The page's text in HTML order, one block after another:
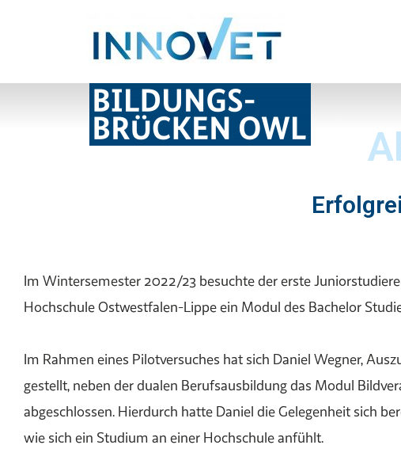
Im Wintersemester 2022/23 besuchte der erste
Hochschule Ostwestfalen-Lippe ein Modul des Bachelor
Im Rahmen eines Pilotversuches hat sich Daniel Wegner,
gestellt, neben der dualen Berufsausbildung das Modul
abgeschlossen. Hierdurch hatte Daniel die Gelegenheit sich
wie sich ein Studium an einer Hochschule anfühlt.